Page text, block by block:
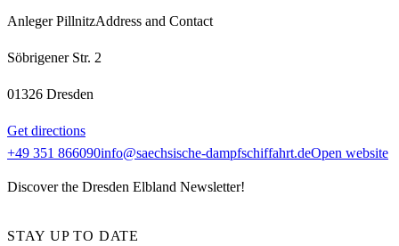
Anleger PillnitzAddress and Contact
Söbrigener Str. 2
01326 Dresden
Get directions
+49 351 866090info@saechsische-dampfschiffahrt.deOpen website
Discover the Dresden Elbland Newsletter!
STAY UP TO DATE